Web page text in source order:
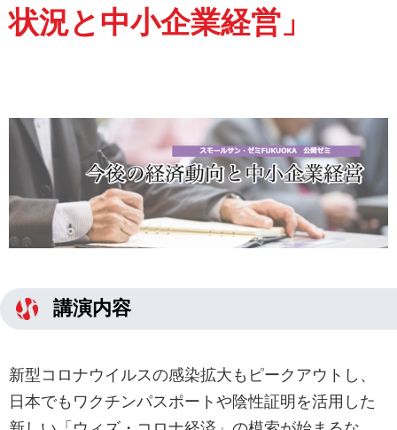
状況と中小企業経営」
講演内容
新型コロナウイルスの感染拡大もピークアウトし、
日本でもワクチンパスポートや陰性証明を活用した